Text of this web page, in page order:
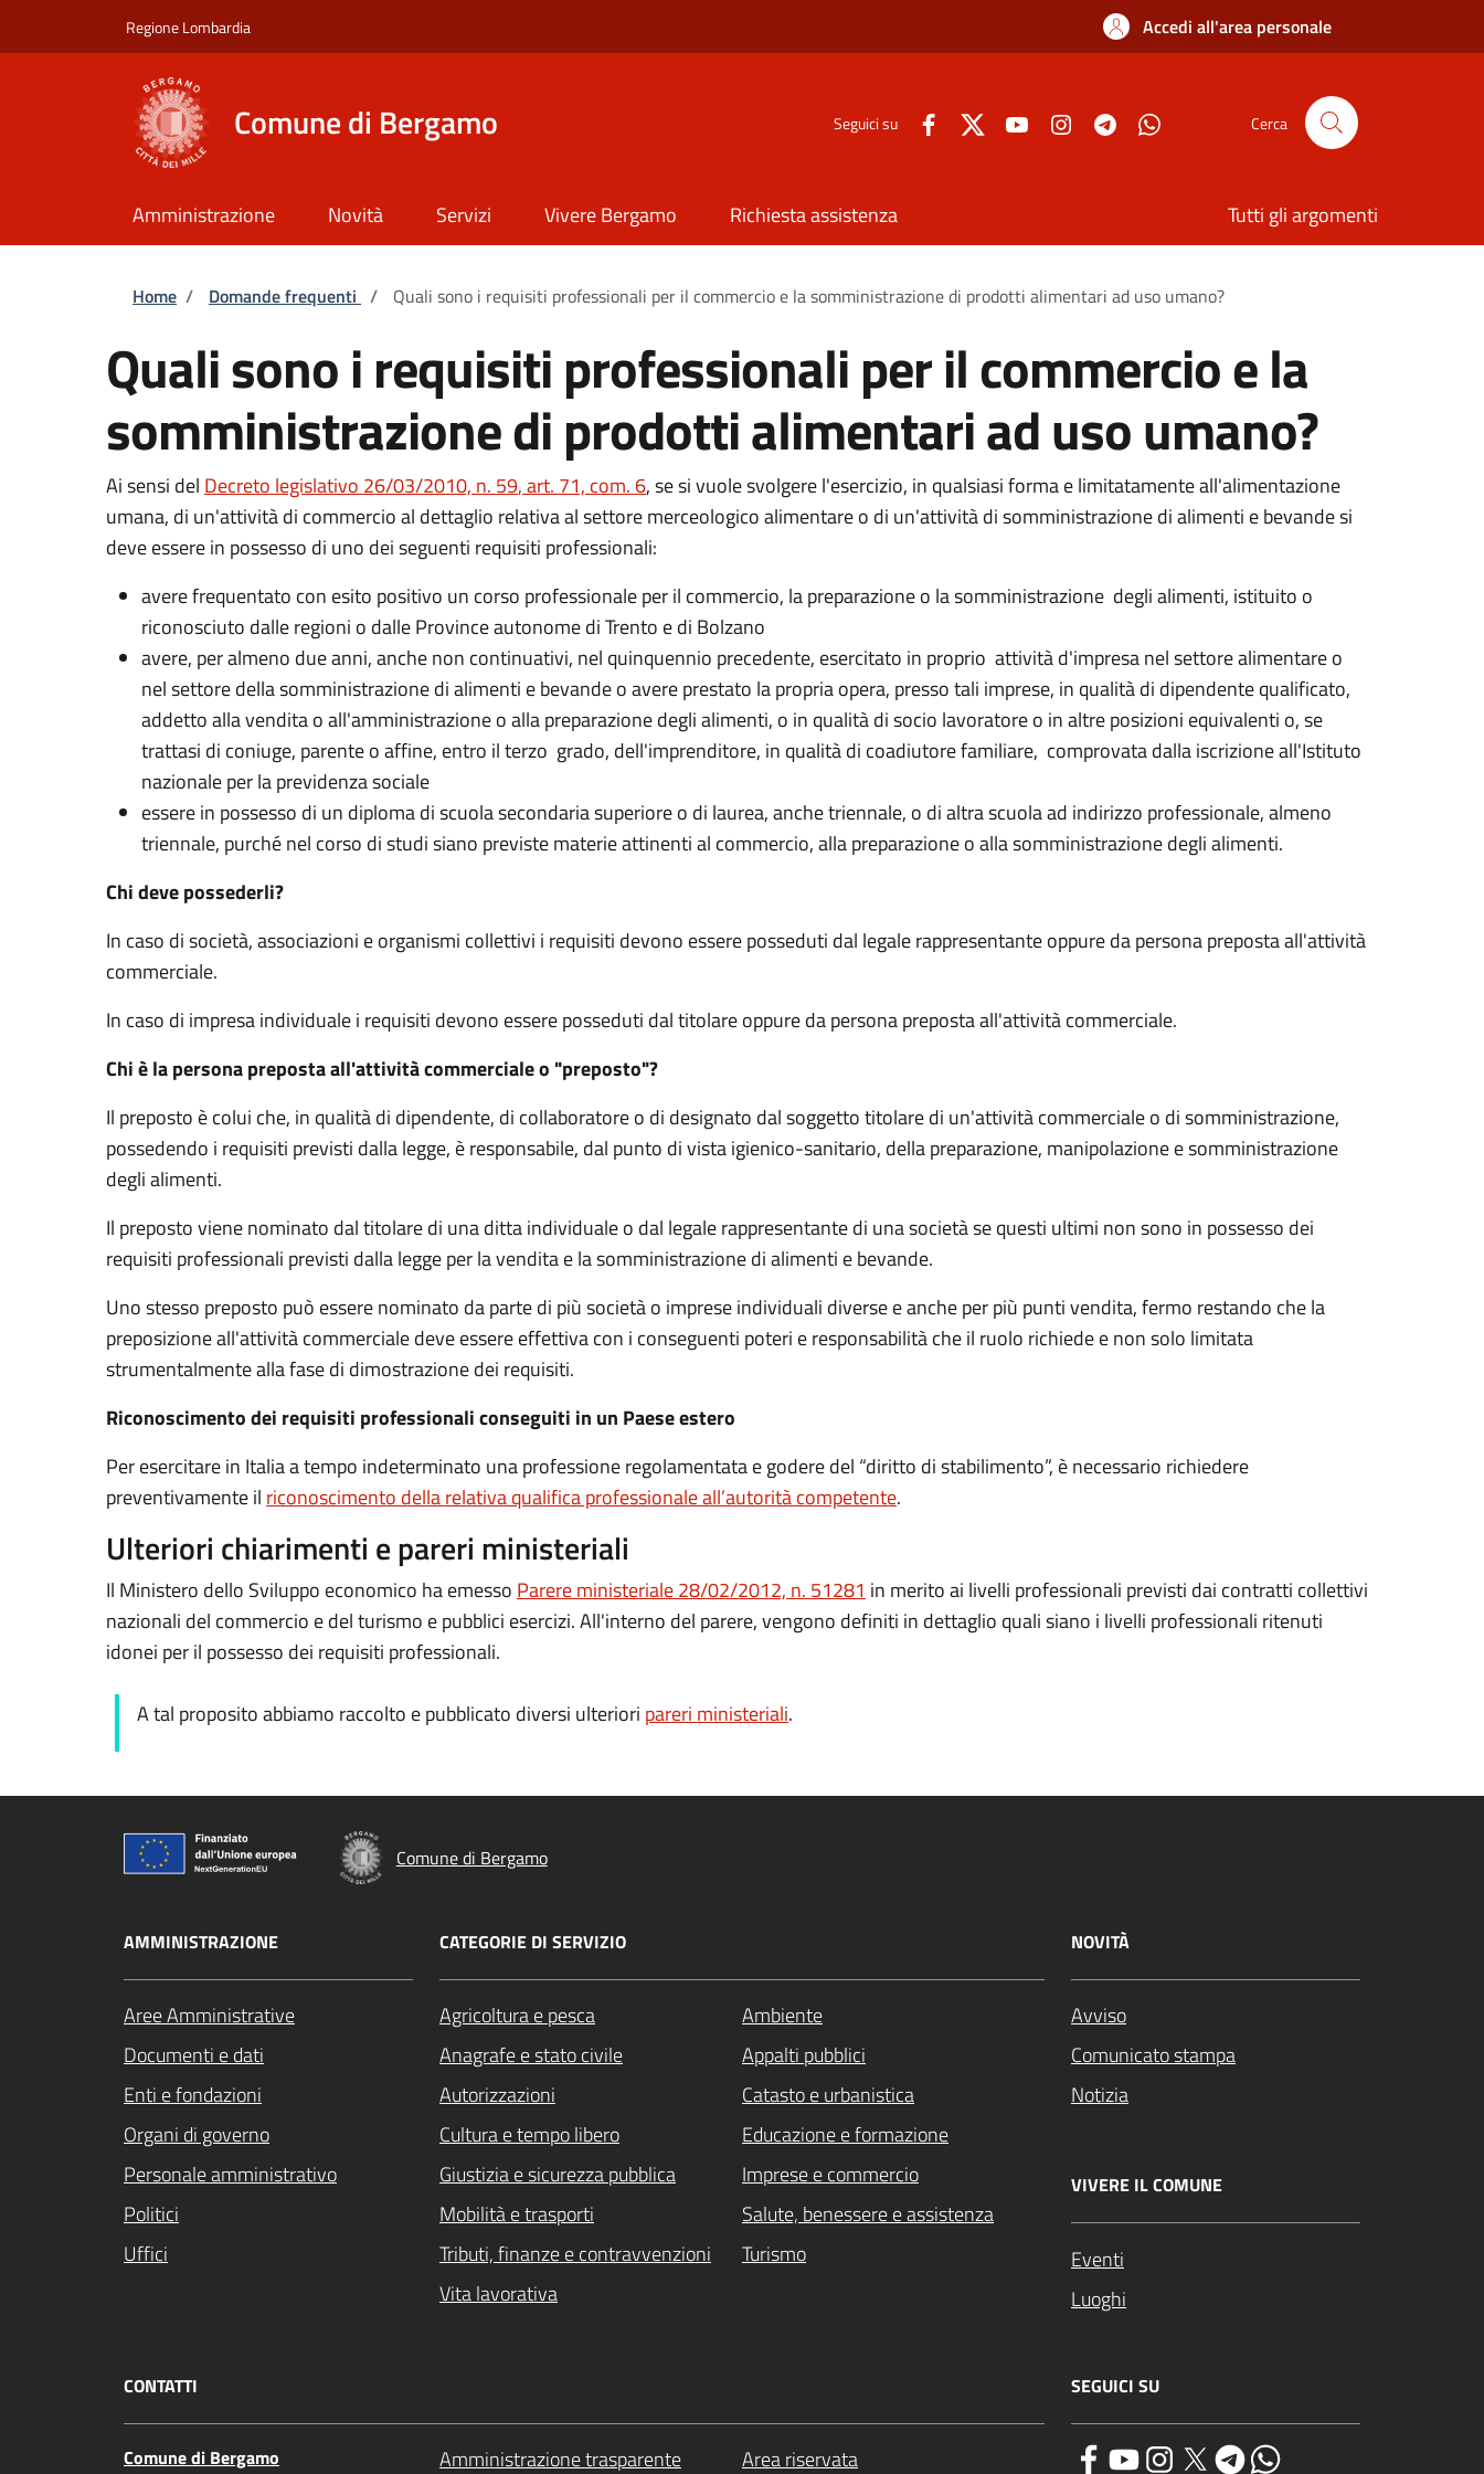
Regione Lombardia Accedi all'area personale
Comune di Bergamo Seguici su Cerca
Amministrazione Novità Servizi Vivere Bergamo Richiesta assistenza Tutti gli argomenti
Briciole di pane
Home / Domande frequenti / Quali sono i requisiti professionali per il commercio e la somministrazione di prodotti alimentari ad uso umano?
Quali sono i requisiti professionali per il commercio e la
somministrazione di prodotti alimentari ad uso umano?
Ai sensi del Decreto legislativo 26/03/2010, n. 59, art. 71, com. 6, se si vuole svolgere l'esercizio, in qualsiasi forma e limitatamente all'alimentazione
umana, di un'attività di commercio al dettaglio relativa al settore merceologico alimentare o di un'attività di somministrazione di alimenti e bevande si
deve essere in possesso di uno dei seguenti requisiti professionali:
avere frequentato con esito positivo un corso professionale per il commercio, la preparazione o la somministrazione degli alimenti, istituito o
riconosciuto dalle regioni o dalle Province autonome di Trento e di Bolzano
avere, per almeno due anni, anche non continuativi, nel quinquennio precedente, esercitato in proprio attività d'impresa nel settore alimentare o
nel settore della somministrazione di alimenti e bevande o avere prestato la propria opera, presso tali imprese, in qualità di dipendente qualificato,
addetto alla vendita o all'amministrazione o alla preparazione degli alimenti, o in qualità di socio lavoratore o in altre posizioni equivalenti o, se
trattasi di coniuge, parente o affine, entro il terzo grado, dell'imprenditore, in qualità di coadiutore familiare, comprovata dalla iscrizione all'Istituto
nazionale per la previdenza sociale
essere in possesso di un diploma di scuola secondaria superiore o di laurea, anche triennale, o di altra scuola ad indirizzo professionale, almeno
triennale, purché nel corso di studi siano previste materie attinenti al commercio, alla preparazione o alla somministrazione degli alimenti.
Chi deve possederli?
In caso di società, associazioni e organismi collettivi i requisiti devono essere posseduti dal legale rappresentante oppure dapersona preposta all'attività
commerciale.
In caso di impresa individualei requisiti devono essere posseduti daltitolare oppure dapersona preposta all'attività commerciale.
Chi è la persona preposta all'attività commerciale o "preposto"?
Il preposto è colui che, in qualità di dipendente, di collaboratore o di designato dal soggetto titolare di un'attività commerciale o di somministrazione,
possedendo i requisiti previsti dalla legge, è responsabile, dal punto di vista igienico-sanitario, della preparazione, manipolazione e somministrazione
degli alimenti.
Il preposto viene nominato dal titolare di una ditta individuale o dal legale rappresentante di una società se questi ultimi non sono in possesso dei
requisiti professionali previsti dalla legge per la vendita e la somministrazione di alimenti e bevande.
Uno stesso preposto può essere nominato da parte di più società o imprese individuali diverse e anche per più punti vendita, fermo restando che la
preposizione all'attività commerciale deve essere effettiva con i conseguenti poteri e responsabilità che il ruolo richiede e non solo limitata
strumentalmente alla fase di dimostrazione dei requisiti.
Riconoscimento dei requisiti professionali conseguiti in un Paese estero
Per esercitare in Italia a tempo indeterminato una professione regolamentata e godere del “diritto di stabilimento”, è necessario richiedere
preventivamente il riconoscimento della relativa qualifica professionale all’autorità competente.
Ulteriori chiarimenti e pareri ministeriali
Il Ministero dello Sviluppo economico ha emesso Parere ministeriale 28/02/2012, n. 51281 in merito ai livelli professionali previsti dai contratti collettivi
nazionali del commercio e del turismo e pubblici esercizi. All'interno del parere, vengono definiti in dettaglio quali siano i livelli professionali ritenuti
idonei per il possesso dei requisiti professionali.
A tal proposito abbiamo raccolto e pubblicato diversi ulteriori pareri ministeriali.
Comune di Bergamo
AMMINISTRAZIONE
Aree Amministrative
Documenti e dati
Enti e fondazioni
Organi di governo
Personale amministrativo
Politici
Uffici
CATEGORIE DI SERVIZIO
Agricoltura e pesca
Ambiente
Anagrafe e stato civile
Appalti pubblici
Autorizzazioni
Catasto e urbanistica
Cultura e tempo libero
Educazione e formazione
Giustizia e sicurezza pubblica
Imprese e commercio
Mobilità e trasporti
Salute, benessere e assistenza
Tributi, finanze e contravvenzioni
Turismo
Vita lavorativa
NOVITÀ
Avviso
Comunicato stampa
Notizia
VIVERE IL COMUNE
Eventi
Luoghi
CONTATTI
Comune di Bergamo Amministrazione trasparente Area riservata
SEGUICI SU